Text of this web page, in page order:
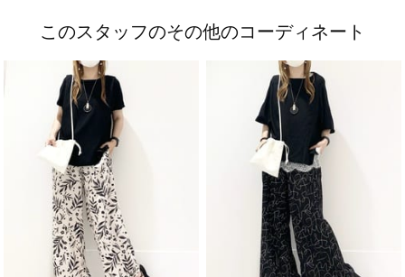
このスタッフのその他のコーディネート